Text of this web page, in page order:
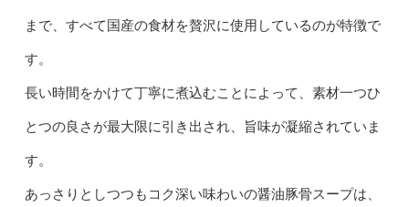
まで、すべて国産の食材を贅沢に使用しているのが特徴で
す。
長い時間をかけて丁寧に煮込むことによって、素材一つひ
とつの良さが最大限に引き出され、旨味が凝縮されていま
す。
あっさりとしつつもコク深い味わいの醤油豚骨スープは、